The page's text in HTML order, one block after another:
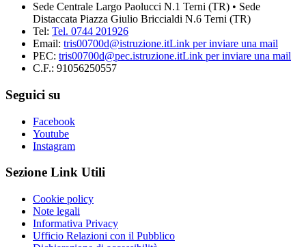
Sede Centrale Largo Paolucci N.1 Terni (TR) • Sede
Distaccata Piazza Giulio Briccialdi N.6 Terni (TR)
Tel: Tel. 0744 201926
Email: tris00700d@istruzione.itLink per inviare una mail
PEC: tris00700d@pec.istruzione.itLink per inviare una mail
C.F.: 91056250557
Seguici su
Facebook
Youtube
Instagram
Sezione Link Utili
Cookie policy
Note legali
Informativa Privacy
Ufficio Relazioni con il Pubblico